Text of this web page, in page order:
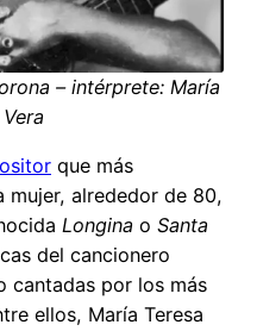
– intérprete: María
que más
mujer, alrededor de 80,
Longina o Santa
del cancionero
cantadas por los más
ellos, María Teresa